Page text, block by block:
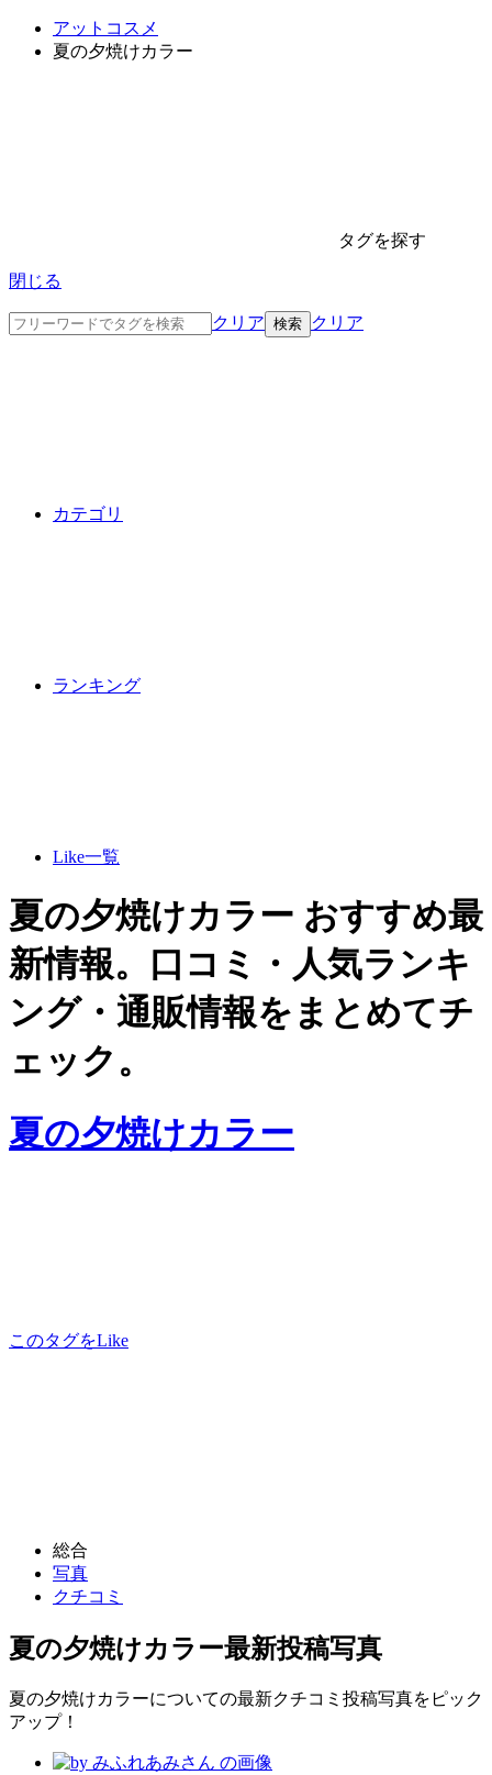
アットコスメ
夏の夕焼けカラー
タグを探す
閉じる
クリア クリア
カテゴリ
ランキング
Like一覧
夏の夕焼けカラー おすすめ最
新情報。口コミ・人気ランキ
ング・通販情報をまとめてチ
ェック。
夏の夕焼けカラー
このタグをLike
総合
写真
クチコミ
夏の夕焼けカラー最新投稿写真
夏の夕焼けカラーについての最新クチコミ投稿写真をピック
アップ！